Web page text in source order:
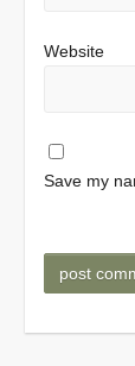
Website
Save my